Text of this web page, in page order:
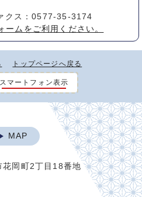
ス：0577-35-3174
ームをご利用ください。
トップページへ戻る
スマートフォン表示
MAP
花岡町2丁目18番地